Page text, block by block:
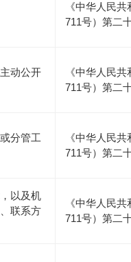
《中华人民
711号）第二
动公开
《中华人民
711号）第二
分管工
《中华人民
711号）第二
以及机
联系方
《中华人民
711号）第二